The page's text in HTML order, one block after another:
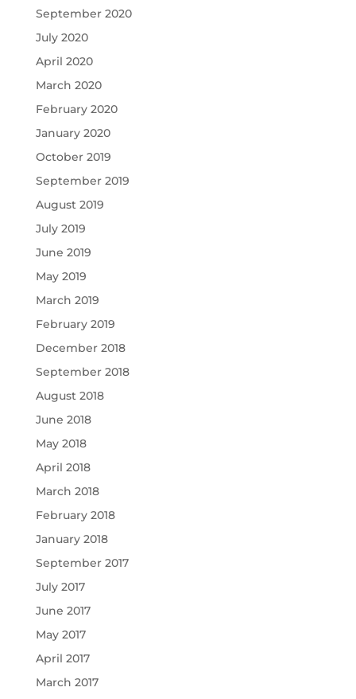
September 2020
July 2020
April 2020
March 2020
February 2020
January 2020
October 2019
September 2019
August 2019
July 2019
June 2019
May 2019
March 2019
February 2019
December 2018
September 2018
August 2018
June 2018
May 2018
April 2018
March 2018
February 2018
January 2018
September 2017
July 2017
June 2017
May 2017
April 2017
March 2017